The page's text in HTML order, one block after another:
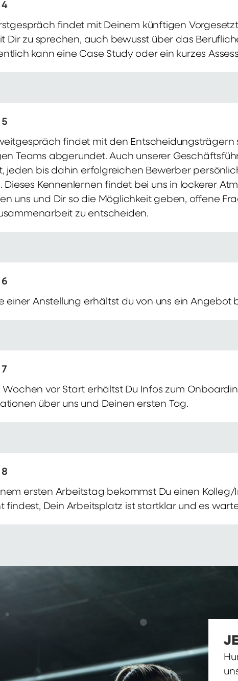
findet mit Deinem künftigen
Dir zu sprechen, auch bewusst über das
kann eine Case Study oder ein kurzes
findet mit den
Teams abgerundet. Auch unserer
jeden bis dahin erfolgreichen Bewerber
Dieses Kennenlernen findet bei uns in lockerer
uns und Dir so die Möglichkeit geben, offene
zu entscheiden.
einer Anstellung erhältst du von uns ein Angebot
Wochen vor Start erhältst Du Infos zum
über uns und Deinen ersten Tag.
ersten Arbeitstag bekommst Du einen
findest, Dein Arbeitsplatz ist startklar und es